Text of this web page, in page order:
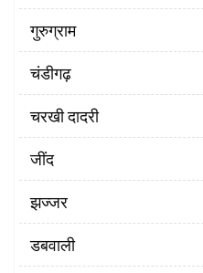
गुरुग्राम
चंडीगढ़
चरखी दादरी
‌जींद
झज्जर
डबवाली